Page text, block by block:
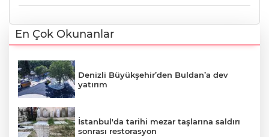
En Çok Okunanlar
Denizli Büyükşehir’den Buldan’a dev
yatırım
İstanbul'da tarihi mezar taşlarına saldırı
sonrası restorasyon